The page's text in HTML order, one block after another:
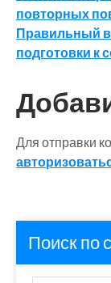
по
повторных
Правильный
подготовки к
Для отправки
Поиск по